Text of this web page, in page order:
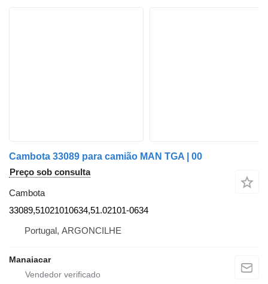
Cambota 33089 para camião MAN TGA | 00
Preço sob consulta
Cambota
33089,51021010634,51.02101-0634
Portugal, ARGONCILHE
Manaiacar